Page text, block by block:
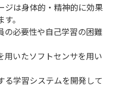
ジは身体的・精神的に効果
。
の必要性や自己学習の困難
用いたソフトセンサを用い
る学習システムを開発して